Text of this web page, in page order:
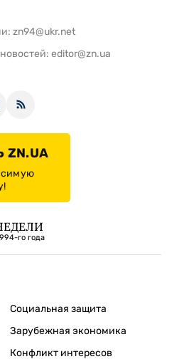
zn94@ukr.net
editor@zn.ua
го года
Социальная защита
Зарубежная экономика
Конфликт интересов